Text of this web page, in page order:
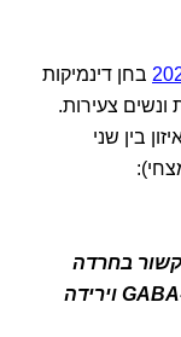
בחן דינמיקות
ונשים צעירות.
בין שני
קשור בחרדה
מוגברת ניכר בדפוס של עלייה ברמות ה-GABA וירידה